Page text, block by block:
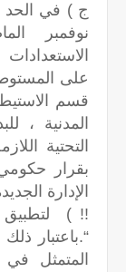
ج ) في الحد
نوفمبر
على
قسم
المدنية ،
التحتية
بقرار
الإدارة
!! ) لتطبيق
“.باعتبار
المتمثل